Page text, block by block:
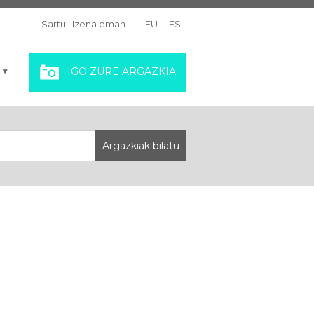
Sartu | Izena eman EU ES
IGO ZURE ARGAZKIA